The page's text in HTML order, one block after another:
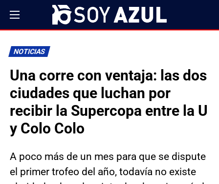
NOTICIAS
Una corre con ventaja: las dos
ciudades que luchan por
recibir la Supercopa entre la U
y Colo Colo
A poco más de un mes para que se dispute
el primer trofeo del año, todavía no existe